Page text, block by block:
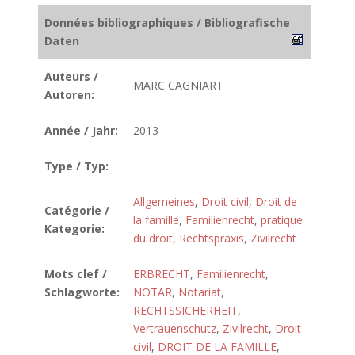
Données bibliographiques / Bibliografische
Daten
Auteurs /
Autoren:
MARC CAGNIART
Année / Jahr: 2013
Type / Typ:
Catégorie /
Kategorie:
Allgemeines, Droit civil, Droit de
la famille, Familienrecht, pratique
du droit, Rechtspraxis, Zivilrecht
Mots clef /
Schlagworte:
ERBRECHT, Familienrecht,
NOTAR, Notariat,
RECHTSSICHERHEIT,
Vertrauenschutz, Zivilrecht, Droit
civil, DROIT DE LA FAMILLE,